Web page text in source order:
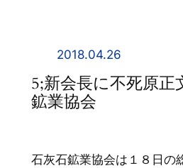
2018.04.26
5;新会長に不死原正
鉱業協会
石灰石鉱業協会は１８日の